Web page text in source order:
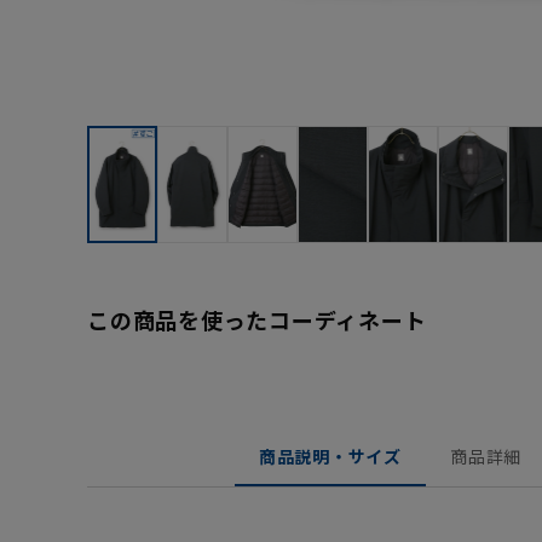
この商品を使ったコーディネート
商品説明・サイズ 商品詳細